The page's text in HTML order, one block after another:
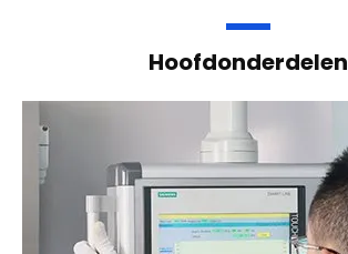
Hoofdonderdelen